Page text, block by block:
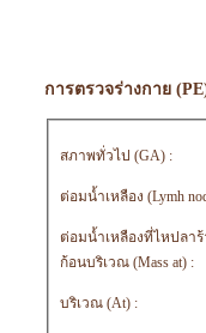
การตรวจร่างกาย
สภาพทั่วไป (GA) :
ต่อมน้ำเหลือง (Lymh
ต่อมน้ำเหลืองที่ไหปลาร้
ก้อนบริเวณ (Mass at) :
บริเวณ (At) :